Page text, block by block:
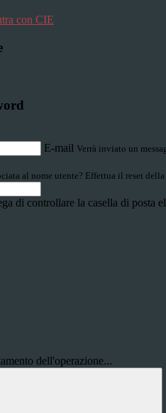
con CIE
E-mail Verrà inviato un
al nome utente? Effettua il reset
di controllare la casella di posta
dell'operazione...